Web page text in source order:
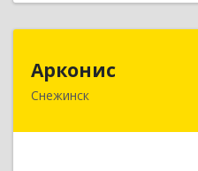
Арконис
Снежинск